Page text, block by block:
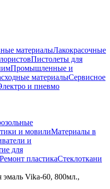
материалыЛакокрасочные
Пистолеты для
Промышленные и
материалыСервисное
и пневмо
и мовилиМатериалы в
и
для
Ремонт пластикаСтеклоткани
эмаль Vika-60, 800мл.,